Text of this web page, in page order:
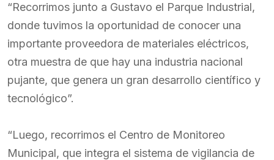
“Recorrimos junto a Gustavo el Parque Industrial,
donde tuvimos la oportunidad de conocer una
importante proveedora de materiales eléctricos,
otra muestra de que hay una industria nacional
pujante, que genera un gran desarrollo científico y
tecnológico”.
“Luego, recorrimos el Centro de Monitoreo
Municipal, que integra el sistema de vigilancia de